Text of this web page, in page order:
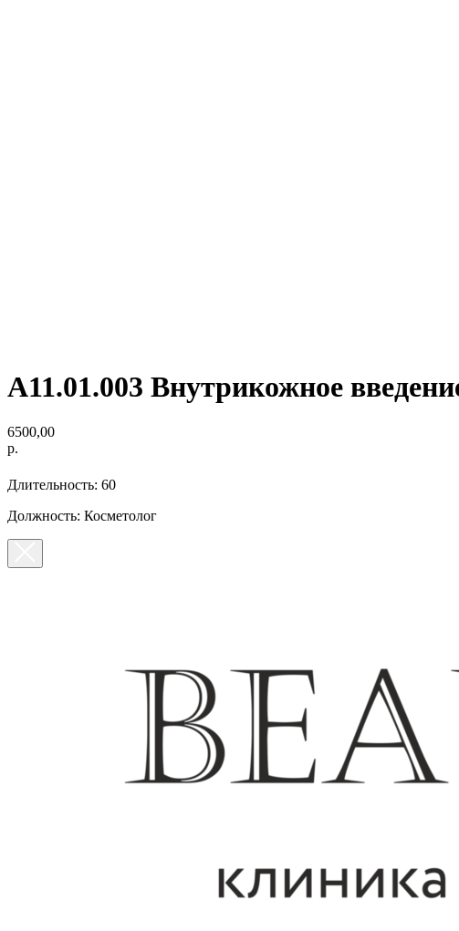
А11.01.003 Внутрикожное
6500,00
р.
Длительность: 60
Должность: Косметолог